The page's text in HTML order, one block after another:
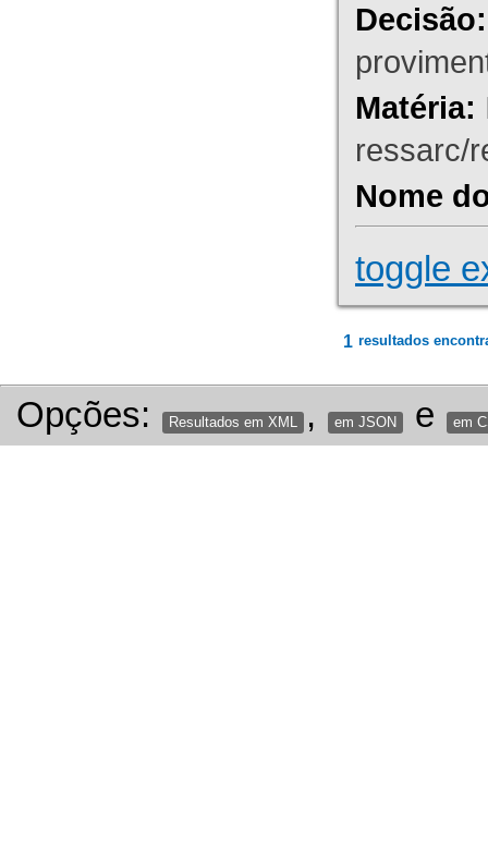
Decisão:
Matéria:
ressarc/
Nome
toggle
1 resultados
Opções: Resultados em XML , em JSON e em